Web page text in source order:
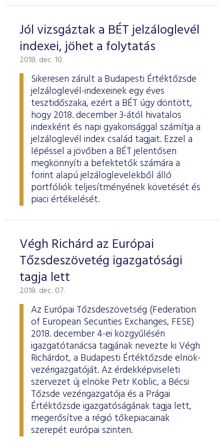
Jól vizsgáztak a BÉT jelzáloglevél
indexei, jöhet a folytatás
2018. dec. 10.
Sikeresen zárult a Budapesti Értéktőzsde
jelzáloglevél-indexeinek egy éves
tesztidőszaka, ezért a BÉT úgy döntött,
hogy 2018. december 3-ától hivatalos
indexként és napi gyakorisággal számítja a
jelzáloglevél index család tagjait. Ezzel a
lépéssel a jövőben a BÉT jelentősen
megkönnyíti a befektetők számára a
forint alapú jelzáloglevelekből álló
portfóliók teljesítményének követését és
piaci értékelését.
Végh Richárd az Európai
Tőzsdeszövetég igazgatósági
tagja lett
2018. dec. 07.
Az Európai Tőzsdeszövetség (Federation
of European Securities Exchanges, FESE)
2018. december 4-ei közgyűlésén
igazgatótanácsa tagjának nevezte ki Végh
Richárdot, a Budapesti Értéktőzsde elnök-
vezérigazgatóját. Az érdekképviseleti
szervezet új elnöke Petr Koblic, a Bécsi
Tőzsde vezérigazgatója és a Prágai
Értéktőzsde igazgatóságának tagja lett,
megerősítve a régió tőkepiacainak
szerepét európai szinten.